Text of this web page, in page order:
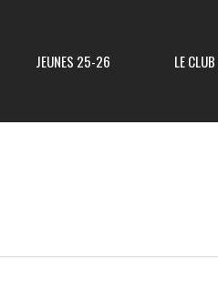
Resultats Div 3
JEUNES 25-26 LE CLUB